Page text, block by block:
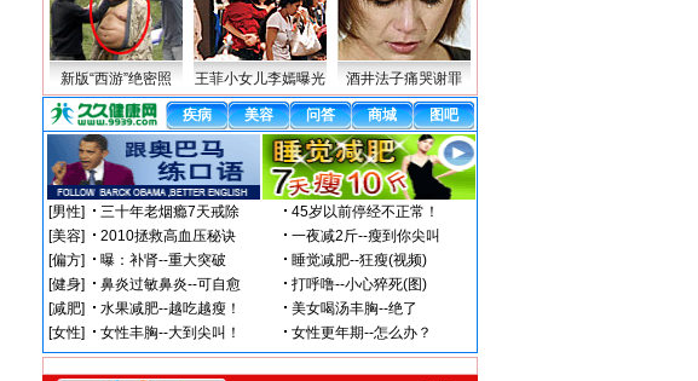
新版“西游”绝密照 王菲小女儿李嫣曝光 酒井法子痛哭谢罪